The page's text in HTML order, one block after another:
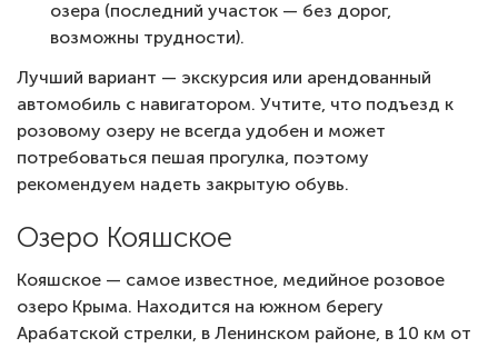
озера (последний участок — без дорог,
возможны трудности).
Лучший вариант — экскурсия или арендованный
автомобиль с навигатором. Учтите, что подъезд к
розовому озеру не всегда удобен и может
потребоваться пешая прогулка, поэтому
рекомендуем надеть закрытую обувь.
Озеро Кояшское
Кояшское — самое известное, медийное розовое
озеро Крыма. Находится на южном берегу
Арабатской стрелки, в Ленинском районе, в 10 км от